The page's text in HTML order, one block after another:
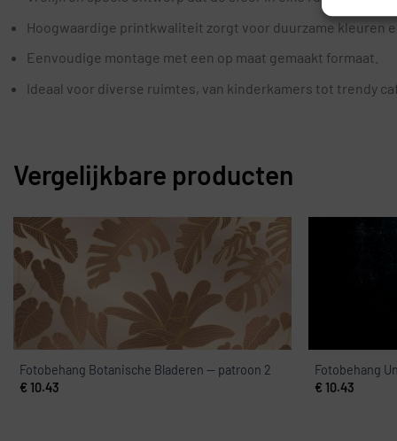
Hoogwaardige printkwaliteit zorgt voor duurzame kleuren
Eenvoudige montage met een op maat gemaakt formaat.
Ideaal voor diverse ruimtes, van kinderkamers tot trendy
Vergelijkbare producten
Fotobehang Botanische Bladeren — patroon 2
€ 10.43
Fotobehang
€ 10.43